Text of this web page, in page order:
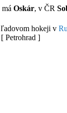
Oskár, v ČR
ľadovom hokeji v
Petrohrad ]